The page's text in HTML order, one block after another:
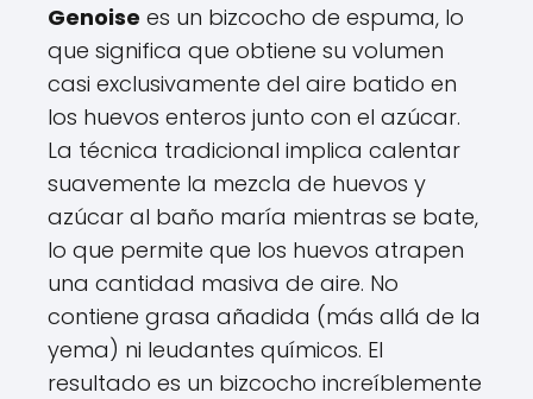
Genoise es un bizcocho de espuma, lo
que significa que obtiene su volumen
casi exclusivamente del aire batido en
los huevos enteros junto con el azúcar.
La técnica tradicional implica calentar
suavemente la mezcla de huevos y
azúcar al baño maría mientras se bate,
lo que permite que los huevos atrapen
una cantidad masiva de aire. No
contiene grasa añadida (más allá de la
yema) ni leudantes químicos. El
resultado es un bizcocho increíblemente